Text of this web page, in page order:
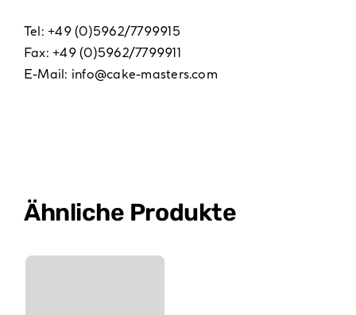
Tel: +49 (0)5962/7799915
Fax: +49 (0)5962/7799911
E-Mail: info@cake-masters.com
Ähnliche Produkte